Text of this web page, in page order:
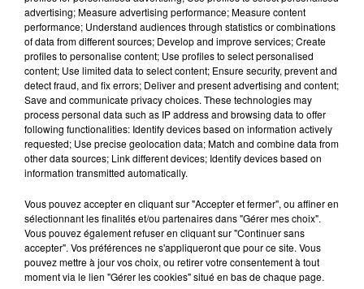
des épices Georges Colin » Promenade en foret «
PRÉPARATION
Préparer les spaetzle :
Dans un cul de poule mettre la farine avec le sel et
la noix de muscade, faire un puits et y casser les
œufs, commencer à mélanger en partant du centre
vers l’extérieur tout en versant le lait. On obtient
une pâte un peu ferme, un peu élastique.
Chauffer une casserole d’eau salée.
Dès que l’eau bout, verser la pâte à l’aide d’une
râpe à spaetzle ou une râpe avec de gros trous.
Dès que les spaetzle remontent à la surface ils sont
cuits, les sortir et les plonger dans un cul de poule
advertising; Measure advertising performance; Measure content
performance; Understand audiences through statistics or combinations
of data from different sources; Develop and improve services; Create
profiles to personalise content; Use profiles to select personalised
content; Use limited data to select content; Ensure security, prevent and
detect fraud, and fix errors; Deliver and present advertising and content;
Save and communicate privacy choices. These technologies may
process personal data such as IP address and browsing data to offer
following functionalities: Identify devices based on information actively
requested; Use precise geolocation data; Match and combine data from
other data sources; Link different devices; Identify devices based on
information transmitted automatically.
Vous pouvez accepter en cliquant sur "Accepter et fermer", ou affiner en
sélectionnant les finalités et/ou partenaires dans "Gérer mes choix".
Vous pouvez également refuser en cliquant sur "Continuer sans
accepter". Vos préférences ne s'appliqueront que pour ce site. Vous
pouvez mettre à jour vos choix, ou retirer votre consentement à tout
moment via le lien "Gérer les cookies" situé en bas de chaque page.